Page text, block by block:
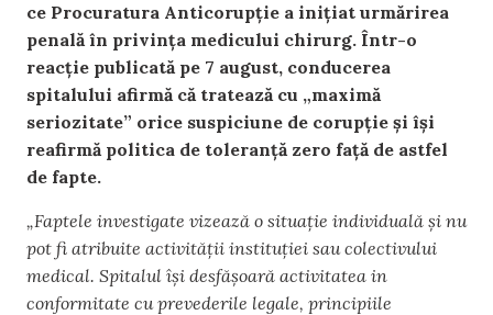
ce Procuratura Anticorupție a inițiat urmărirea
penală în privința medicului chirurg. Într-o
reacție publicată pe 7 august, conducerea
spitalului afirmă că tratează cu „maximă
seriozitate” orice suspiciune de corupție și își
reafirmă politica de toleranță zero față de astfel
de fapte.
„Faptele investigate vizează o situație individuală și nu
pot fi atribuite activității instituției sau colectivului
medical. Spitalul își desfășoară activitatea in
conformitate cu prevederile legale, principiile